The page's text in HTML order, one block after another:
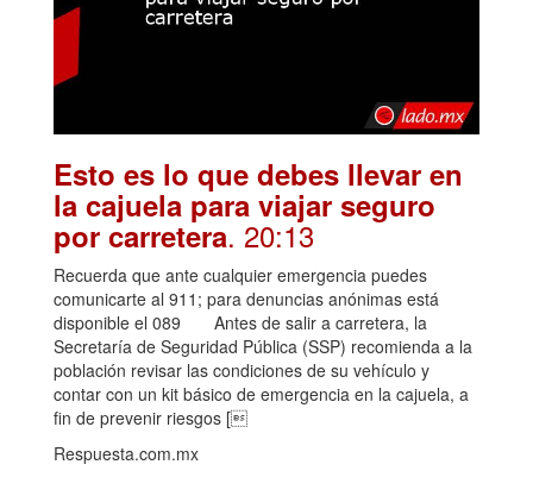
Esto es lo que debes llevar en
la cajuela para viajar seguro
por carretera. 20:13
Recuerda que ante cualquier emergencia puedes
comunicarte al 911; para denuncias anónimas está
disponible el 089 Antes de salir a carretera, la
Secretaría de Seguridad Pública (SSP) recomienda a la
población revisar las condiciones de su vehículo y
contar con un kit básico de emergencia en la cajuela, a
fin de prevenir riesgos [
Respuesta.com.mx